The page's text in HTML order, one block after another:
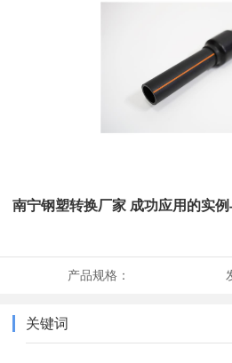
南宁钢塑转换厂家 成功应用的实
产品规格：
关键词